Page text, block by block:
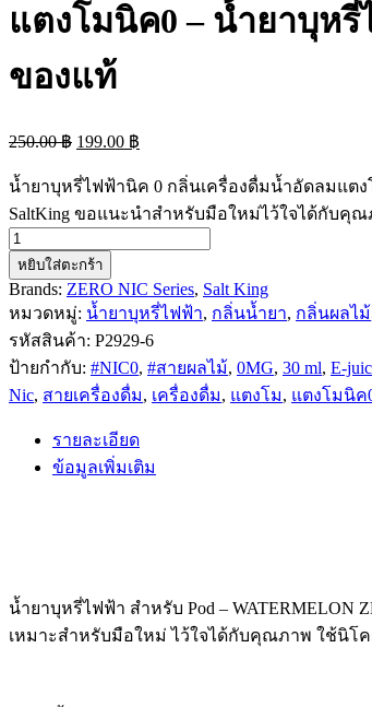
แตงโมนิค0 – น้ำยาบุหรี่
ของแท้
250.00฿ 199.00 ฿
น้ำยาบุหรี่ไฟฟ้านิค 0 กลิ่นเครื่องดื่มน้ำอัดลมแต
SaltKing ขอแนะนำสำหรับมือใหม่ไว้ใจได้กับ
หยิบใส่ตะกร้า
Brands: ZERO NIC Series, Salt King
หมวดหมู่: น้ำยาบุหรี่ไฟฟ้า, กลิ่นน้ำยา, กลิ่นผลไม้
รหัสสินค้า: P2929-6
ป้ายกำกับ: #NIC0, #สายผลไม้, 0MG, 30 ml, E-
Nic, สายเครื่องดื่ม, เครื่องดื่ม, แตงโม, แตงโมนิค
รายละเอียด
ข้อมูลเพิ่มเติม
น้ำยาบุหรี่ไฟฟ้า สำหรับ Pod – WATERMELON
เหมาะสำหรับมือใหม่ ไว้ใจได้กับคุณภาพ ใช้นิโ